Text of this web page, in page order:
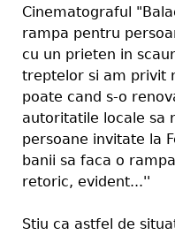
Cinematograful
rampa pentru
cu un prieten in
treptelor si am privit
poate cand s-o
autoritatile locale sa
persoane invitate la
banii sa faca o
retoric, evident...''
Stiu ca astfel de